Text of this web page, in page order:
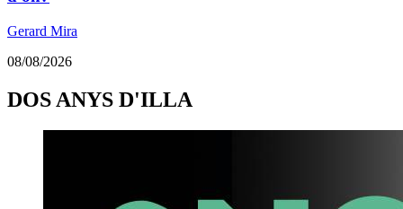
Gerard Mira
08/08/2026
DOS ANYS D'ILLA